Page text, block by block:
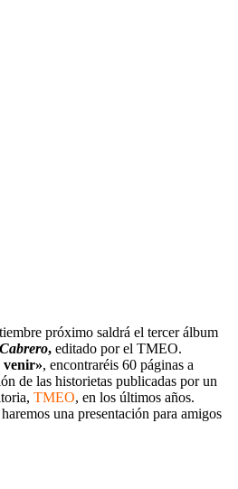
próximo saldrá el tercer álbum
, editado por el TMEO.
venir», encontraréis 60 páginas a
de las historietas publicadas por un
TMEO, en los últimos años.
una presentación para amigos